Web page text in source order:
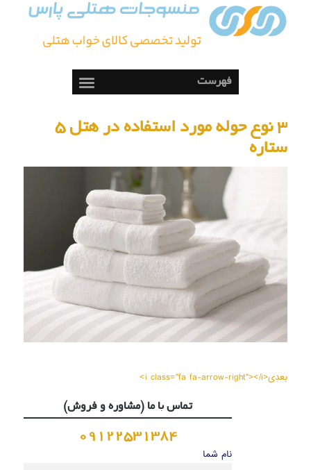
فهرست
3 نوع حوله مورد استفاده در هتل 5
ستاره
بعدی<i class="fa fa-arrow-right"></i>
تماس با ما (مشاوره و فروش)
09122531384
نام شما